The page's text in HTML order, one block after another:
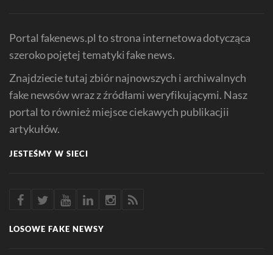
Portal fakenews.pl to strona internetowa dotycząca
szeroko pojętej tematyki fake news.
Znajdziecie tutaj zbiór najnowszych i archiwalnych
fake newsów wraz z źródłami weryfikującymi. Nasz
portal to również miejsce ciekawych publikacjii
artykułów.
JESTEŚMY W SIECI
LOSOWE FAKE NEWSY